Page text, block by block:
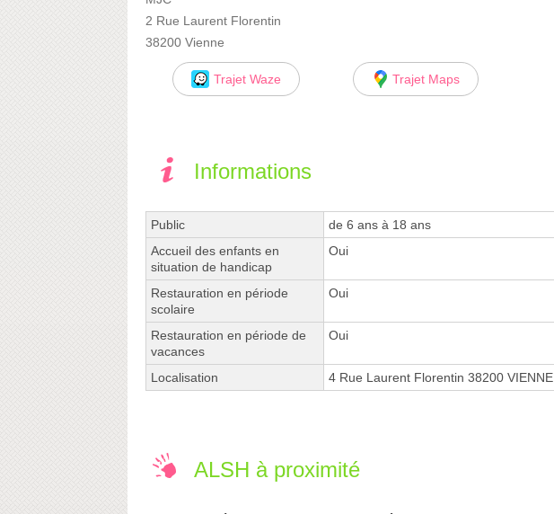
2 Rue Laurent Florentin
38200 Vienne
Trajet Waze Trajet Maps
Informations
Public
de 6 ans à 18 ans
Accueil des enfants en
situation de handicap
Oui
Restauration en période
scolaire
Oui
Restauration en période de
vacances
Oui
Localisation 4 Rue Laurent Florentin 38200 VIENNE
ALSH à proximité